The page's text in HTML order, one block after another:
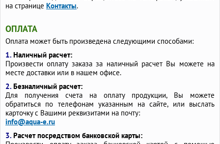
на странице Контакты.
ОПЛАТА
Оплата может быть произведена следующими способами:
1. Наличный расчет:
Произвести оплату заказа за наличный расчет Вы можете на
месте доставки или в нашем офисе.
2. Безналичный расчет:
Для получения счета на оплату продукции, Вы можете
обратиться по телефонам указанным на сайте, или выслать
карточку с Вашими реквизитами на почту:
info@aqua-e.ru
3. Расчет посредством банковской карты: